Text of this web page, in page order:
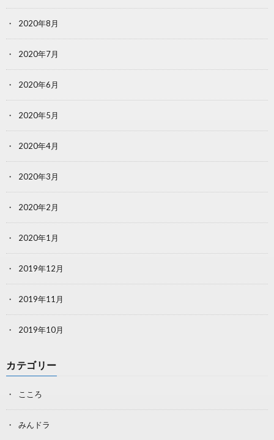
2020年8月
2020年7月
2020年6月
2020年5月
2020年4月
2020年3月
2020年2月
2020年1月
2019年12月
2019年11月
2019年10月
カテゴリー
こころ
みんドラ